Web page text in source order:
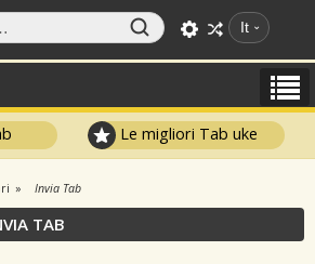
It
Le migliori Tab uke
Invia Tab
TAB